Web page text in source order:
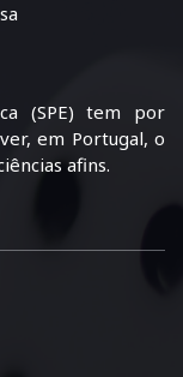
(SPE) tem por
em Portugal, o
afins.